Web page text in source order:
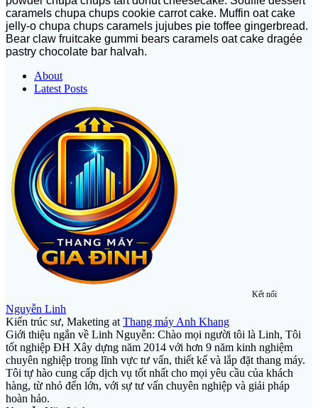
caramels chupa chups cookie carrot cake. Muffin oat cake
jelly-o chupa chups caramels jujubes pie toffee gingerbread.
Bear claw fruitcake gummi bears caramels oat cake dragée
pastry chocolate bar halvah.
About
Latest Posts
Kết nối
Nguyễn Linh
Kiến trúc sư, Maketing at Thang máy Anh Khang
Giới thiệu ngắn về Linh Nguyễn: Chào mọi người tôi là Linh, Tôi
tốt nghiệp ĐH Xây dựng năm 2014 với hơn 9 năm kinh nghiệm
chuyên nghiệp trong lĩnh vực tư vấn, thiết kế và lắp đặt thang máy.
Tôi tự hào cung cấp dịch vụ tốt nhất cho mọi yêu cầu của khách
hàng, từ nhỏ đến lớn, với sự tư vấn chuyên nghiệp và giải pháp
hoàn hảo.